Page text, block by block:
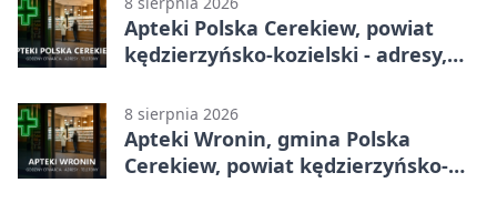
Apteki Polska Cerekiew, powiat
kędzierzyńsko-kozielski - adresy,
8 sierpnia 2026
Apteki Wronin, gmina Polska
Cerekiew, powiat kędzierzyńsko-